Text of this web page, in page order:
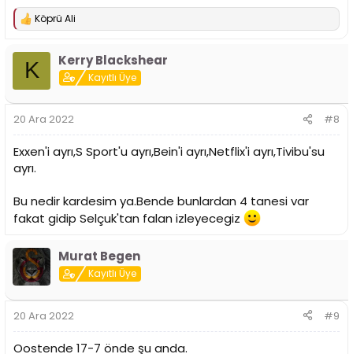
T
:
Köprü Ali
K Kerry Blackshear
Kayıtlı Üye
20 Ara 2022 #8
Exxen'i ayrı,S Sport'u ayrı,Bein'i ayrı,Netflix'i ayrı,Tivibu'su
ayrı.
Bu nedir kardesim ya.Bende bunlardan 4 tanesi var
fakat gidip Selçuk'tan falan izleyecegiz
Murat Begen
Kayıtlı Üye
20 Ara 2022 #9
Oostende 17-7 önde şu anda.